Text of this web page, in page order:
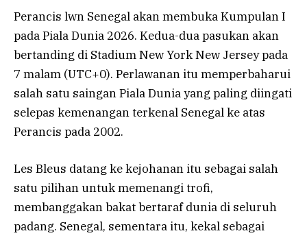
Perancis lwn Senegal akan membuka Kumpulan I
pada Piala Dunia 2026. Kedua-dua pasukan akan
bertanding di Stadium New York New Jersey pada
7 malam (UTC+0). Perlawanan itu memperbaharui
salah satu saingan Piala Dunia yang paling diingati
selepas kemenangan terkenal Senegal ke atas
Perancis pada 2002.
Les Bleus datang ke kejohanan itu sebagai salah
satu pilihan untuk memenangi trofi,
membanggakan bakat bertaraf dunia di seluruh
padang. Senegal, sementara itu, kekal sebagai